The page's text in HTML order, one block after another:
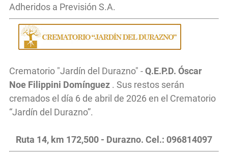
Adheridos a Previsión S.A.
Crematorio "Jardín del Durazno" -Q.E.P.D. Óscar
Noe Filippini Domínguez . Sus restos serán
cremados el día 6 de abril de 2026 en el Crematorio
“Jardín del Durazno”.
Ruta 14, km 172,500 - Durazno. Cel.: 096814097